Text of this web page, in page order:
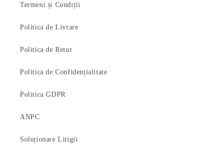
Termeni și Condiții
Politica de Livrare
Politica de Retur
Politica de Confidențialitate
Politica GDPR
ANPC
Soluționare Litigii